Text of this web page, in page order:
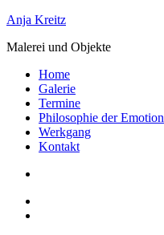
Zum
springen
Anja Kreitz
Malerei und Objekte
Home
Galerie
Termine
Philosophie der Emotion
Werkgang
Kontakt